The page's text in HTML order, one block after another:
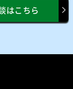
はこちら